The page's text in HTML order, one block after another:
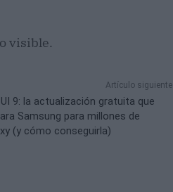
visible.
Artículo siguiente
UI 9: la actualización gratuita que
Samsung para millones de
(y cómo conseguirla)